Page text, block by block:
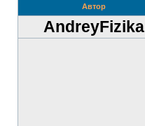
Автор
AndreyFizika